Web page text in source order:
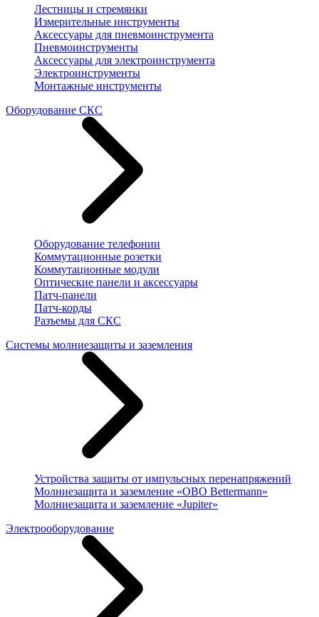
Лестницы и стремянки
Измерительные инструменты
Аксессуары для пневмоинструмента
Пневмоинструменты
Аксессуары для электроинструмента
Электроинструменты
Монтажные инструменты
Оборудование СКС
Оборудование телефонии
Коммутационные розетки
Коммутационные модули
Оптические панели и аксессуары
Патч-панели
Патч-корды
Разъемы для СКС
Системы молниезащиты и заземления
Устройства защиты от импульсных перенапряжений
Молниезащита и заземление «OBO Bettermann»
Молниезащита и заземление «Jupiter»
Электрооборудование